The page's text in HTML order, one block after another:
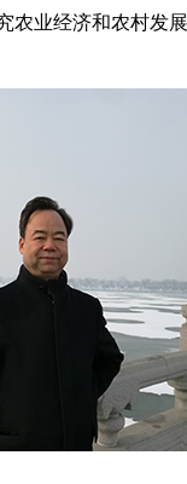
农业经济和农村发